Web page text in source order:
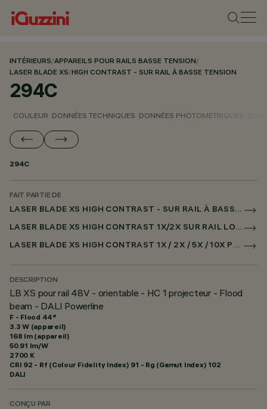
INTÉRIEURS/APPAREILS POUR RAILS BASSE TENSION/
LASER BLADE XS/HIGH CONTRAST - SUR RAIL À BASSE TENSION
294C
COULEUR DONNÉES TECHNIQUES DONNÉES PHOTOMÉTRIQUES
294C
FAIT PARTIE DE
LASER BLADE XS HIGH CONTRAST - SUR RAIL À BASSE TENSION
LASER BLADE XS HIGH CONTRAST 1X/2X SUR RAIL LOW VOLTAGE DALI POWERLINE
LASER BLADE XS HIGH CONTRAST 1X / 2X / 5X / 10X POUR SUPERRAIL DALI POWERLINE
DESCRIPTION
LB XS pour rail 48V - orientable - HC 1 projecteur - Flood
beam - DALI Powerline
F - Flood 44°
3.3 W (appareil)
168 lm (appareil)
50.91 lm/W
2700 K
CRI 92 - Rf (Colour Fidelity Index) 91 - Rg (Gamut Index) 102
DALI
CONÇU PAR